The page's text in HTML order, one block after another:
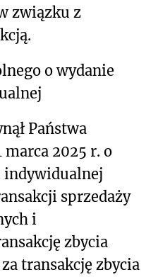
związku z
o wydanie
Państwa
2025 r. o
sprzedaży
i
zbycia
transakcję zbycia